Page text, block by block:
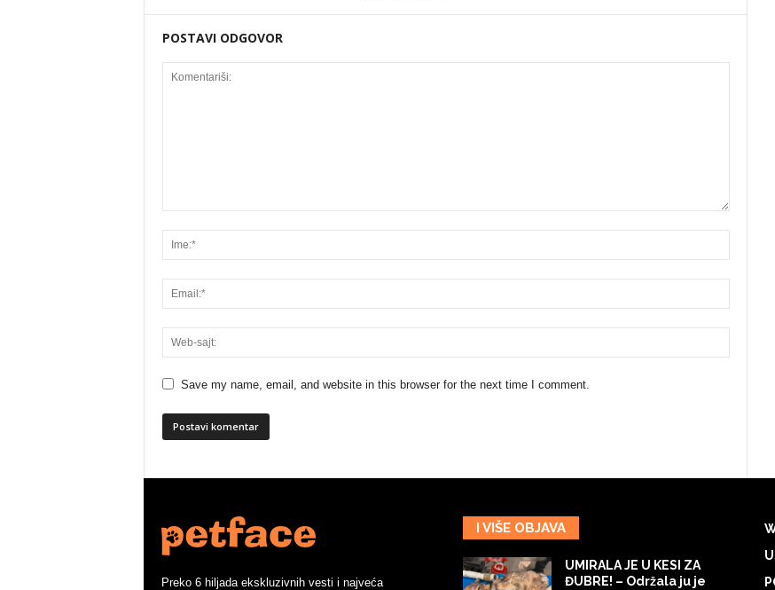
POSTAVI ODGOVOR
Save my name, email, and website in this browser for the next time I comment.
Preko 6 hiljada ekskluzivnih vesti i najveća
I VIŠE OBJAVA
UMIRALA JE U KESI ZA
ĐUBRE! – Održala ju je